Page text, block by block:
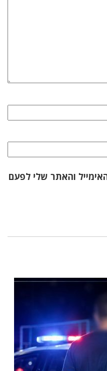
והאתר שלי לפעם